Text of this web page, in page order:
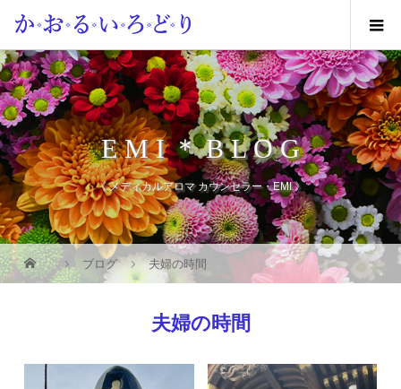
E M I ＊ B L O G
《 メディカルアロマ カウンセラー・EMI 》
ブログ 夫婦の時間
夫婦の時間